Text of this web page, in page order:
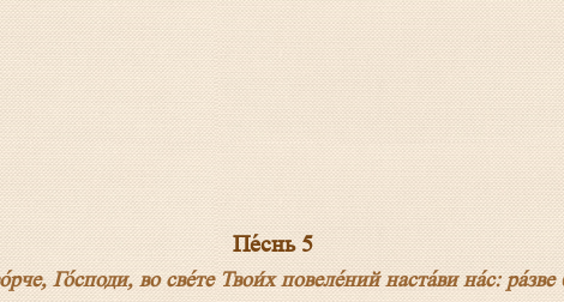
Пе́снь 5
Го́споди, во све́те Твои́х повеле́ний наста́ви на́с: